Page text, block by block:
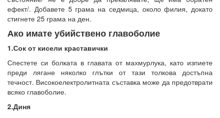
ефект/. Добавете 5 грама на седмица, около филия, докато
стигнете 25 грама на ден.
Ако имате убийствено главоболие
1.Сок от кисели краставички
Спестете си болката в главата от махмурлука, като изпиете
преди лягане няколко глътки от тази толкова достъпна
течност. Високоелектролитната съставка може да предотврати
всяко главоболие.
2.Диня